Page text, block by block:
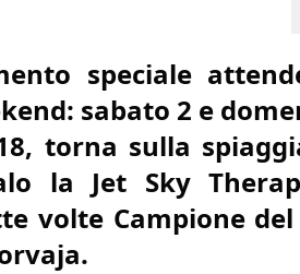
speciale
sabato 2 e
torna sulla
la Jet Sky
volte Campione